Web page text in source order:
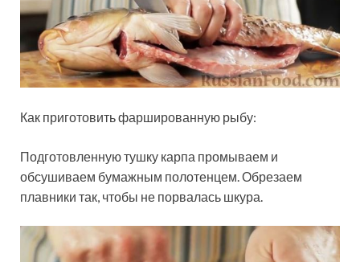
Как приготовить фаршированную рыбу:
Подготовленную тушку карпа промываем и
обсушиваем бумажным полотенцем. Обрезаем
плавники так, чтобы не порвалась шкура.